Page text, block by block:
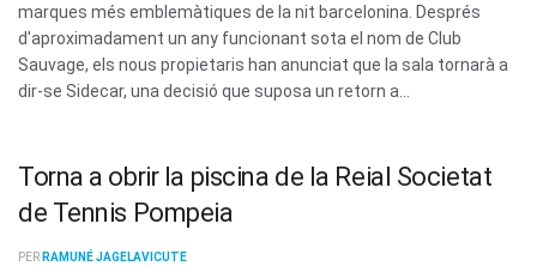
marques més emblemàtiques de la nit barcelonina. Després
d'aproximadament un any funcionant sota el nom de Club
Sauvage, els nous propietaris han anunciat que la sala tornarà a
dir-se Sidecar, una decisió que suposa un retorn a...
Torna a obrir la piscina de la Reial Societat
de Tennis Pompeia
PER RAMUNÉ JAGELAVICUTE